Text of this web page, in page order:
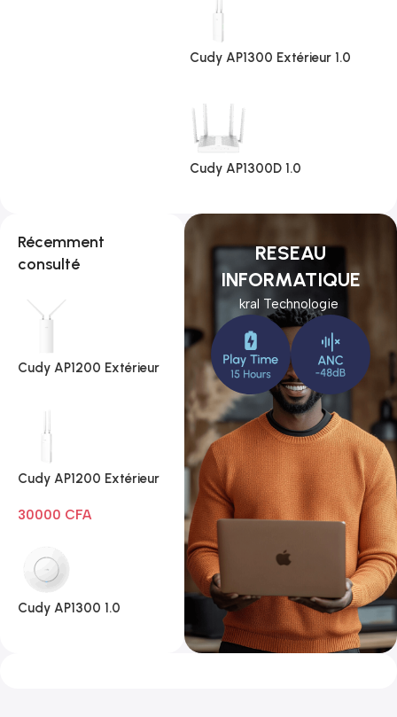
Récemment
consulté
Cudy AP1200 Extérieur
Cudy AP1200 Extérieur
30000 CFA
Cudy AP1300 1.0
RESEAU
INFORMATIQUE
kral Technologie
Cudy AP1300 Extérieur 1.0
Cudy AP1300D 1.0